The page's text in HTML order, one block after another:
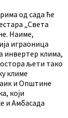
од сада ће
„Света
Наиме,
играоница
инвертер клима,
љети тако
климе
и Општине
који
и Амбасада